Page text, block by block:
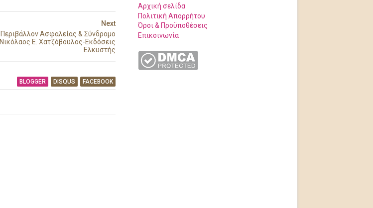
Next
Ασφαλείας & Σύνδρομο
Ε. Χατζόβουλος-Εκδόσεις
Ελκυστής
BLOGGER DISQUS FACEBOOK
Αρχική σελίδα
Πολιτική Απορρήτου
Όροι & Προϋποθέσεις
Επικοινωνία